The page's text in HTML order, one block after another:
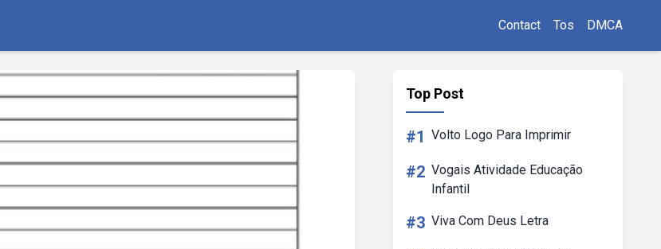
Contact Tos DMCA
Top Post
#1 Volto Logo Para Imprimir
#2 Vogais Atividade Educação
Infantil
#3 Viva Com Deus Letra